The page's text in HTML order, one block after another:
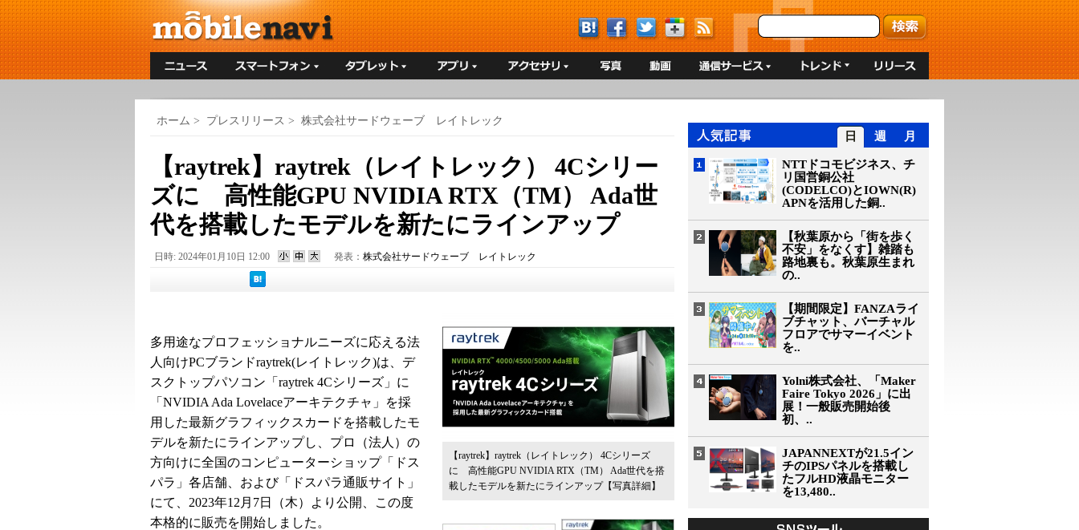
ホーム > プレスリリース > 株式会社サードウェーブ レイトレック
【raytrek】raytrek（レイトレック） 4Cシリー
ズに 高性能GPU NVIDIA RTX（TM） Ada世
代を搭載したモデルを新たにラインアップ
日時: 2024年01月10日 12:00 発表： 株式会社サードウェーブ レイトレック
【raytrek】raytrek（レイトレック） 4Cシリーズ
に 高性能GPU NVIDIA RTX（TM） Ada世代を搭
載したモデルを新たにラインアップ【写真詳細】
多用途なプロフェッショナルニーズに応える法
人向けPCブランドraytrek(レイトレック)は、デ
スクトップパソコン「raytrek 4Cシリーズ」に
「NVIDIA Ada Lovelaceアーキテクチャ」を採
用した最新グラフィックスカードを搭載したモ
デルを新たにラインアップし、プロ（法人）の
方向けに全国のコンピューターショップ「ドス
パラ」各店舗、および「ドスパラ通販サイト」
にて、2023年12月7日（木）より公開、この度
本格的に販売を開始しました。
日 週 月
NTTドコモビジネス、チ
リ国営銅公社
(CODELCO)とIOWN(R)
APNを活用した銅..
【秋葉原から「街を歩く
不安」をなくす】雑踏も
路地裏も。秋葉原生まれ
の..
【期間限定】FANZAライ
ブチャット、バーチャル
フロアでサマーイベント
を..
Yolni株式会社、「Maker
Faire Tokyo 2026」に出
展！一般販売開始後
初、..
JAPANNEXTが21.5イン
チのIPSパネルを搭載し
たフルHD液晶モニター
を13,480..